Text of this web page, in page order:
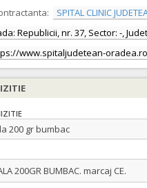
SPITAL CLINIC
Republicii, nr. 37, Sector: -,
www.spitaljudetean-oradea.ro
200 gr bumbac
200GR BUMBAC. marcaj CE.